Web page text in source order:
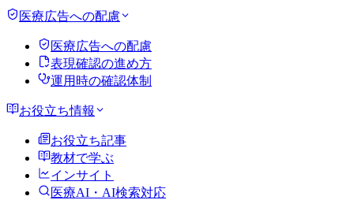
医療広告への配慮
医療広告への配慮
表現確認の進め方
運用時の確認体制
お役立ち情報
お役立ち記事
教材で学ぶ
インサイト
医療AI・AI検索対応